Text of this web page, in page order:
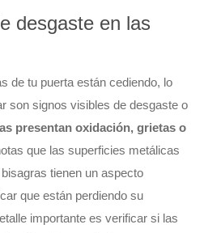
desgaste en las
de tu puerta están cediendo, lo
son signos visibles de desgaste o
presentan oxidación, grietas o
que las superficies metálicas
tienen un aspecto
que están perdiendo su
importante es verificar si las